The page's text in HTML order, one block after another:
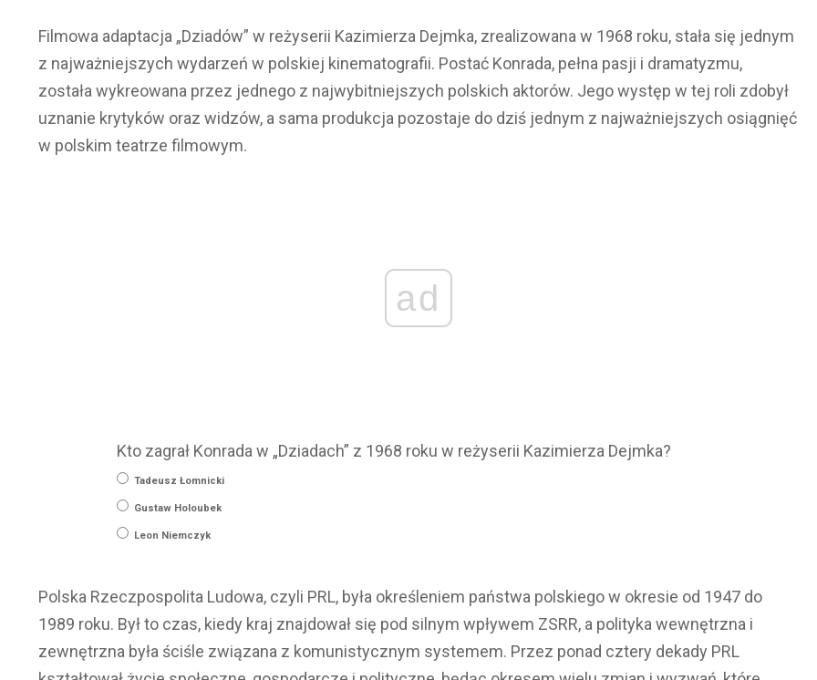
Filmowa adaptacja „Dziadów” w reżyserii Kazimierza Dejmka, zrealizowana w 1968 roku, stała się jednym
z najważniejszych wydarzeń w polskiej kinematografii. Postać Konrada, pełna pasji i dramatyzmu,
została wykreowana przez jednego z najwybitniejszych polskich aktorów. Jego występ w tej roli zdobył
uznanie krytyków oraz widzów, a sama produkcja pozostaje do dziś jednym z najważniejszych osiągnięć
w polskim teatrze filmowym.
ad
Kto zagrał Konrada w „Dziadach” z 1968 roku w reżyserii Kazimierza Dejmka?
Tadeusz Łomnicki
Gustaw Holoubek
Leon Niemczyk
Polska Rzeczpospolita Ludowa, czyli PRL, była określeniem państwa polskiego w okresie od 1947 do
1989 roku. Był to czas, kiedy kraj znajdował się pod silnym wpływem ZSRR, a polityka wewnętrzna i
zewnętrzna była ściśle związana z komunistycznym systemem. Przez ponad cztery dekady PRL